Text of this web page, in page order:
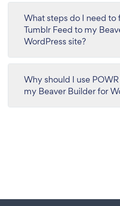
What steps do I need to
Tumblr Feed to my
WordPress site?
Why should I use
my Beaver Builder for